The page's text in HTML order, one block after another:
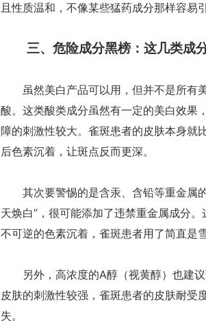
且性质温和，不像某些猛药成分那样容易
三、危险成分黑榜：这几类成
虽然美白产品可以用，但并不是所有
酸。这类酸类成分虽然有一定的美白效果
障的刺激性较大。雀斑患者的皮肤本身就
后色素沉着，让斑点反而更深。
其次要警惕的是含汞、含铅等重金属的
天焕白”，很可能添加了违禁重金属成分
不可逆的色素沉着，雀斑患者用了简直是
另外，高浓度的A醇（视黄醇）也建议
皮肤的刺激性较强，雀斑患者的皮肤耐受
失。